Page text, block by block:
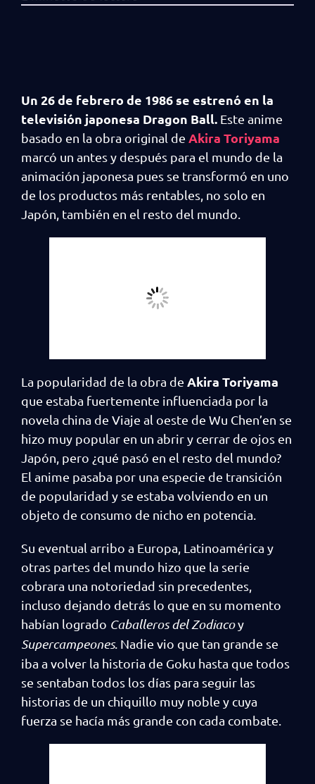
Un 26 de febrero de 1986 se estrenó en la
televisión japonesa Dragon Ball. Este anime
basado en la obra original de Akira Toriyama
marcó un antes y después para el mundo de la
animación japonesa pues se transformó en uno
de los productos más rentables, no solo en
Japón, también en el resto del mundo.
La popularidad de la obra de Akira Toriyama
que estaba fuertemente influenciada por la
novela china de Viaje al oeste de Wu Chen’en se
hizo muy popular en un abrir y cerrar de ojos en
Japón, pero ¿qué pasó en el resto del mundo?
El anime pasaba por una especie de transición
de popularidad y se estaba volviendo en un
objeto de consumo de nicho en potencia.
Su eventual arribo a Europa, Latinoamérica y
otras partes del mundo hizo que la serie
cobrara una notoriedad sin precedentes,
incluso dejando detrás lo que en su momento
habían logrado Caballeros del Zodiacoy
Supercampeones. Nadie vio que tan grande se
iba a volver la historia de Goku hasta que todos
se sentaban todos los días para seguir las
historias de un chiquillo muy noble y cuya
fuerza se hacía más grande con cada combate.